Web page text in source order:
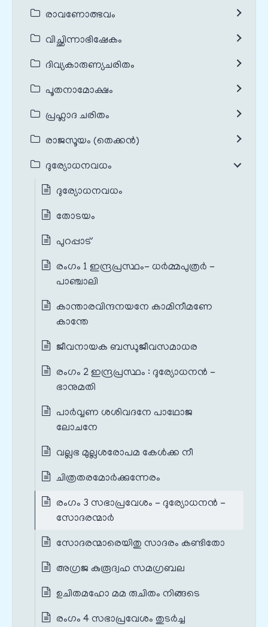
രാവണോത്ഭവം
വിച്ഛിന്നാഭിഷേകം
ദിവ്യകാരുണ്യചരിതം
പൂതനാമോക്ഷം
പ്രഹ്ലാദ ചരിതം
രാജസൂയം (തെക്കൻ)
ദുര്യോധനവധം
ദുര്യോധനവധം
തോടയം
പുറപ്പാട്
രംഗം 1 ഇന്ദ്രപ്രസ്ഥം- ധർമ്മപുത്രർ -
പാഞ്ചാലി
കാന്താരവിന്ദനയനേ കാമിനീമണേ
കാന്തേ
ജീവനായക ബന്ധുജീവസമാധര
രംഗം 2 ഇന്ദ്രപ്രസ്ഥം : ദുര്യോധനൻ -
ഭാനുമതി
പാര്‍വ്വണ ശശിവദനേ പാഥോജ
ലോചനേ
വല്ലഭ മുല്ലശരോപമ കേള്‍ക്ക നീ
ചിത്രതരമോര്‍ക്കുന്നേരം
രംഗം 3 സഭാപ്രവേശം - ദുര്യോധനൻ -
സോദരന്മാർ
സോദരന്മാരെയിതു സാദരം കണ്ടിതോ
അഗ്രജ കുരൂദ്വഹ സമഗ്രബല
ഉചിതമഹോ മമ രുചിതം നിങ്ങടെ
രംഗം 4 സഭാപ്രവേശം തുടർച്ച